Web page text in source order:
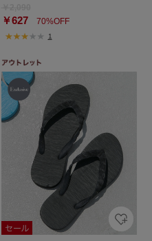
￥62770%OFF
1